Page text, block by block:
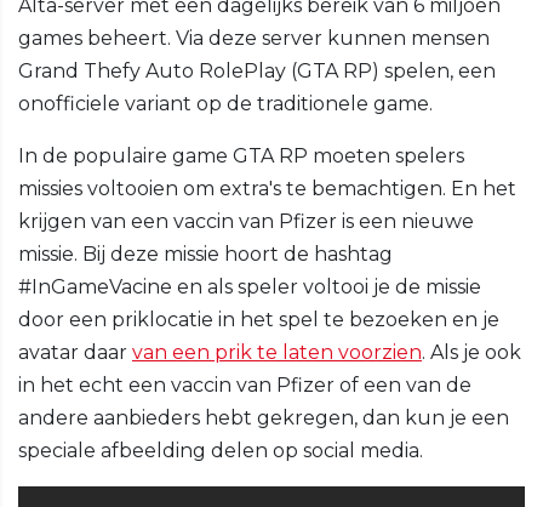
Alta-server met een dagelijks bereik van 6 miljoen
games beheert. Via deze server kunnen mensen
Grand Thefy Auto RolePlay (GTA RP) spelen, een
onofficiele variant op de traditionele game.
In de populaire game GTA RP moeten spelers
missies voltooien om extra's te bemachtigen. En het
krijgen van een vaccin van Pfizer is een nieuwe
missie. Bij deze missie hoort de hashtag
#InGameVacine en als speler voltooi je de missie
door een priklocatie in het spel te bezoeken en je
avatar daar van een prik te laten voorzien. Als je ook
in het echt een vaccin van Pfizer of een van de
andere aanbieders hebt gekregen, dan kun je een
speciale afbeelding delen op social media.